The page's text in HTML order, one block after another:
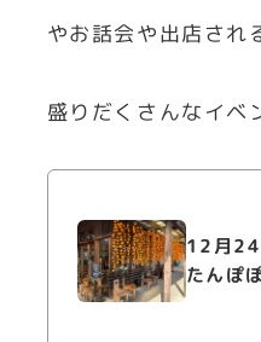
やお話会や出店され
盛りだくさんなイベ
12月
たんぽ